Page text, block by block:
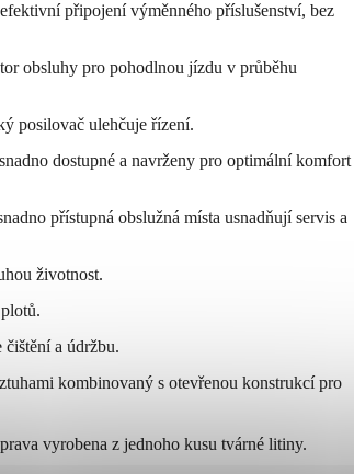
připojení výměnného příslušenství, bez
obsluhy pro pohodlnou jízdu v průběhu
posilovač ulehčuje řízení.
dostupné a navrženy pro optimální komfort
přístupná obslužná místa usnadňují servis a
životnost.
čištění a údržbu.
kombinovaný s otevřenou konstrukcí pro
vyrobena z jednoho kusu tvárné litiny.